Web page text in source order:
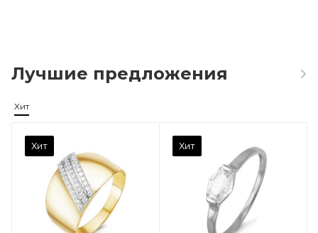
Лучшие предложения
Хит
Хит Хит
Марка (бренд)
Дельта
Фианит